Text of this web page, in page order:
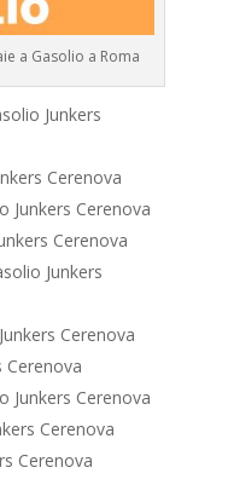
a Gasolio a Roma
Junkers
Cerenova
Junkers Cerenova
Cerenova
Junkers
Cerenova
Cerenova
Junkers Cerenova
Cerenova
Cerenova